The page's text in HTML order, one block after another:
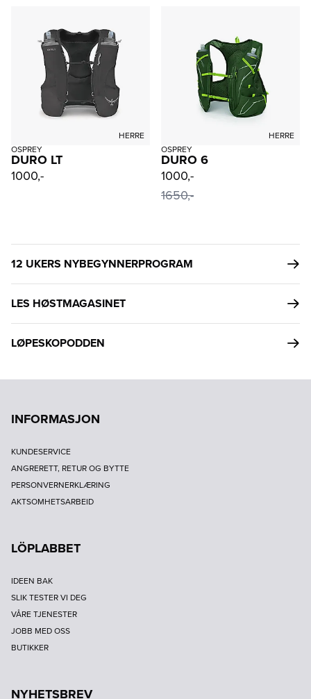
HERRE
OSPREY
DURO LT
1000,-
HERRE
OSPREY
DURO 6
1000,-
1650,-
12 UKERS NYBEGYNNERPROGRAM
LES HØSTMAGASINET
LØPESKOPODDEN
INFORMASJON
KUNDESERVICE
ANGRERETT, RETUR OG BYTTE
PERSONVERNERKLÆRING
AKTSOMHETSARBEID
LÖPLABBET
IDEEN BAK
SLIK TESTER VI DEG
VÅRE TJENESTER
JOBB MED OSS
BUTIKKER
NYHETSBREV